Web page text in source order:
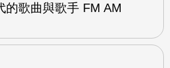
的歌曲與歌手 FM AM